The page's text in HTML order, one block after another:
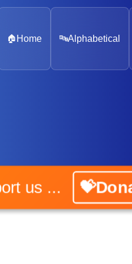
🏠 Home 🔤Alphabetical
us ... 💝Donate